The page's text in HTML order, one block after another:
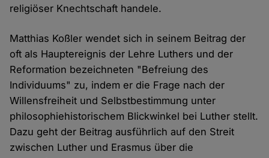
religiöser Knechtschaft handele.
Matthias Koßler wendet sich in seinem Beitrag der
oft als Hauptereignis der Lehre Luthers und der
Reformation bezeichneten "Befreiung des
Individuums" zu, indem er die Frage nach der
Willensfreiheit und Selbstbestimmung unter
philosophiehistorischem Blickwinkel bei Luther stellt.
Dazu geht der Beitrag ausführlich auf den Streit
zwischen Luther und Erasmus über die